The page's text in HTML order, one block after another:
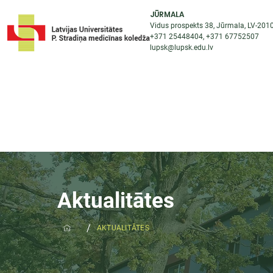
JŪRMALA
Vidus prospekts 38, Jūrmala, LV-
+371 25448404, +371 67752507
lupsk@lupsk.edu.lv
Aktualitātes
/ AKTUALITĀTES